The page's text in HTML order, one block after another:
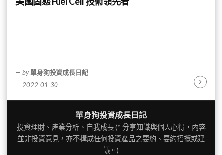
by 單身狗投資成長日記
2022-01-30
單身狗投資成長日記
投資理財、產業分析、自我成長 (* 分享知識與個人心得，內容
並非投資意見，亦不構成任何投資產品之要約、要約招攬或建
議。)